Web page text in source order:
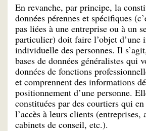
En revanche, par principe, la
données pérennes et spécifiques
pas liées à une entreprise ou à un
particulier) doit faire l’objet d’une
individuelle des personnes. Il
bases de données généralistes qui
données de fonctions
et comprennent des informations
positionnement d’une personne.
constituées par des courtiers qui
l’accès à leurs clients (entreprises,
cabinets de conseil, etc.).